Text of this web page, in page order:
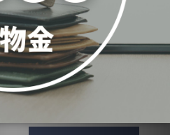
Round Crossbody
Bag
NT$4,700